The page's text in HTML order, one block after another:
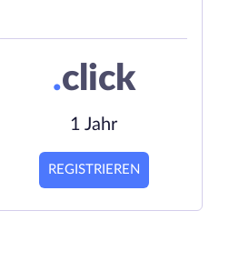
.click
1 Jahr
REGISTRIEREN